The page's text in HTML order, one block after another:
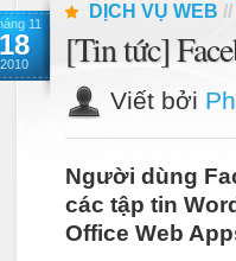
11
18
2010
DỊCH VỤ WEB //
[Tin tức]
Viết bởi
Người dùng
các tập tin
Office Web